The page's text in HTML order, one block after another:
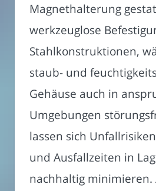
Magnethalterung
werkzeuglose
Stahlkonstruktionen,
staub- und
Gehäuse auch in
Umgebungen
lassen sich
und Ausfallzeiten in
nachhaltig